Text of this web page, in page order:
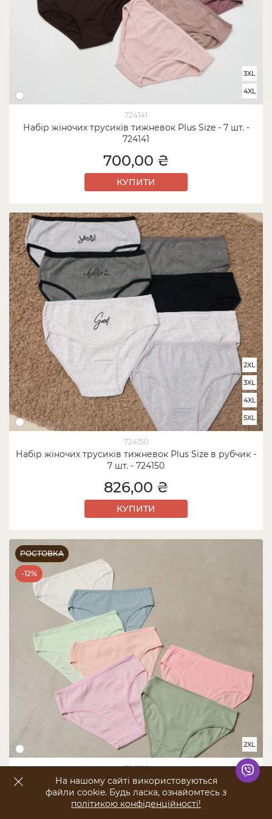
ПОКАЗАТИ ФІЛЬТР
724141
Набір жіночих трусиків тижневок Plus Size - 7 шт. -
724141
3XL
4XL
700,00 ₴
КУПИТИ
724150
Набір жіночих трусиків тижневок Plus Size в рубчик -
7 шт. - 724150
2XL
3XL
4XL
5XL
826,00 ₴
КУПИТИ
РОСТОВКА
-12%
724156
Набір жіночих трусиків тижневок Plus Size в рубчик -
7 шт. - 724156
2XL
655,00 ₴
На нашому сайті використовуються
файли cookie. Будь ласка, ознайомтесь з
політикою конфіденційності!